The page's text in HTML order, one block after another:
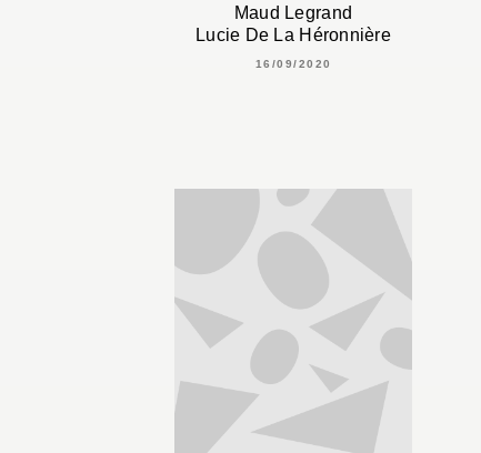
Maud Legrand
Lucie De La Héronnière
16/09/2020